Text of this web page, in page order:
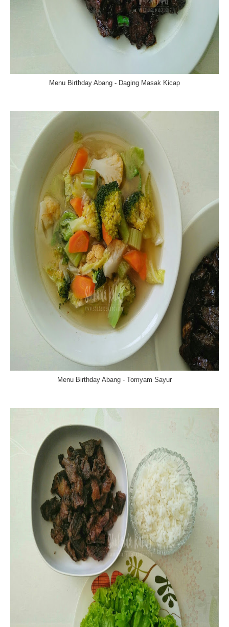
Menu Birthday Abang - Daging Masak Kicap
Menu Birthday Abang - Tomyam Sayur